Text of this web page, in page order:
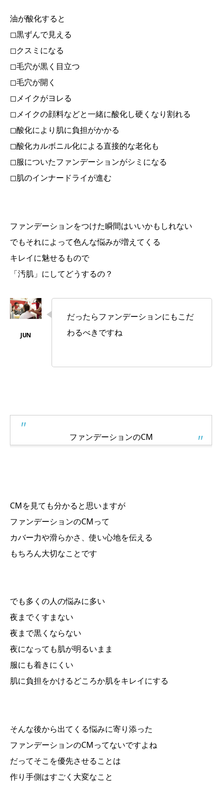
油が酸化すると
◻︎黒ずんで見える
◻︎クスミになる
◻︎毛穴が黒く目立つ
◻︎毛穴が開く
◻︎メイクがヨレる
◻︎メイクの顔料などと一緒に酸化し硬くなり割れる
◻︎酸化により肌に負担がかかる
◻︎酸化カルボニル化による直接的な老化も
◻︎服についたファンデーションがシミになる
◻︎肌のインナードライが進む
ファンデーションをつけた瞬間はいいかもしれない
でもそれによって色んな悩みが増えてくる
キレイに魅せるもので
「汚肌」にしてどうするの？
だったらファンデーションにもこだ
わるべきですね
ファンデーションのCM
CMを見ても分かると思いますが
ファンデーションのCMって
カバー力や滑らかさ、使い心地を伝える
もちろん大切なことです
でも多くの人の悩みに多い
夜までくすまない
夜まで黒くならない
夜になっても肌が明るいまま
服にも着きにくい
肌に負担をかけるどころか肌をキレイにする
そんな後から出てくる悩みに寄り添った
ファンデーションのCMってないですよね
だってそこを優先させることは
作り手側はすごく大変なこと